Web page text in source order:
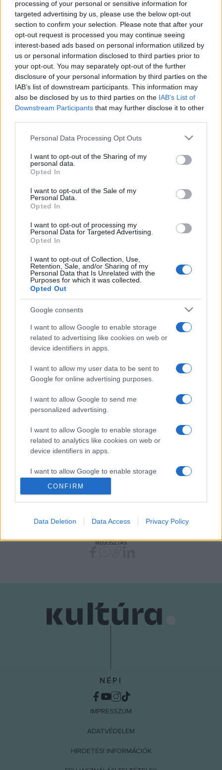
processing of your personal or sensitive information for
targeted advertising by us, please use the below opt-out
section to confirm your selection. Please note that after your
opt-out request is processed you may continue seeing
interest-based ads based on personal information utilized by
us or personal information disclosed to third parties prior to
your opt-out. You may separately opt-out of the further
disclosure of your personal information by third parties on the
IAB’s list of downstream participants. This information may
also be disclosed by us to third parties on the IAB’s List of
Downstream Participants that may further disclose it to other
Please note that this website/app uses one or more Google
not limited to your visit or usage behaviour. You may click to
grant or deny consent to Google and its third-party tags to
use your data for below specified purposes in below Google
consent section.
Personal Data Processing Opt Outs
I want to opt-out of the Sharing of my
personal data.
Opted In
I want to opt-out of the Sale of my
Personal Data.
Opted In
I want to opt-out of processing my
Personal Data for Targeted Advertising.
Opted In
I want to opt-out of Collection, Use,
Retention, Sale, and/or Sharing of my
Personal Data that Is Unrelated with the
Purposes for which it was collected.
Opted Out
Google consents
I want to allow Google to enable storage
related to advertising like cookies on web or
device identifiers in apps.
I want to allow my user data to be sent to
Google for online advertising purposes.
I want to allow Google to send me
personalized advertising.
I want to allow Google to enable storage
related to analytics like cookies on web or
device identifiers in apps.
I want to allow Google to enable storage
I want to allow Google to enable storage
related to security, including authentication
CONFIRM
Data Deletion Data Access Privacy Policy
freskó alkotója, lehet, hogy csak a mester egyik segédje, aki
a szóban forgó részletet festette.
A kis Bojana-templom Szófia külvárosában, a Vitosa-hegy
lábánál található. Az UNESCO Világörökség-listája szerint
freskói, amelyek közül a legismertebb 1259-ből való, az
egyik legjelentősebb középkori festményegyüttest alkotják.
A templom 1979 óta szerepel az UNESCO Világörökség-
fejezték be, ezek alkalmával bukkantak a titokzatos mester
nevére.
bizánci festészeti kánont tükrözik, de olyan szabadság,
realizmus, a méretek olyan harmóniája, olyan életbőség és
melegség jellemzi őket, ami már az olasz reneszánszt
harangozza be. Grigorij Grigorov elmondta, hogy a képeken
profán elemek is megjelennek, így Szófia korabeli
kormányzójának és feleségének ábrázolása. Újításnak
számított, hogy a szentek és mártírok arca érzelmeket
fejez ki, és érdekesség, hogy az Utolsó vacsorát ábrázoló
freskón feltűnnek a bolgár konyhában használt zöldségek is.
A XIV. században kezdődött ottomán uralom idején a
templomot sorsára hagyták és csak 1845-től, a bolgár
nemzeti mozgalom kibontakozásakor építettek hozzá új
részt. Miután a freskókat megrongálta a nedvesség és
bekormozta a gyertyák füstje, a templomot 1954-ben
bezárták és csak 2006-ban nyitották meg részlegesen a
eltávolították, és a templomot olyan légkondicionáló
berendezéssel szerelték fel, amely 17-18 fokos
látogatók pedig legfeljebb negyedórát maradhatnak benn
az (immár nem ismeretlen) alkotó ecsetjétől való
falfestmények megcsodálására.
MEGOSZTÁS
NÉPI
IMPRESSZUM
ADATVÉDELEM
HIRDETÉSI INFORMÁCIÓK